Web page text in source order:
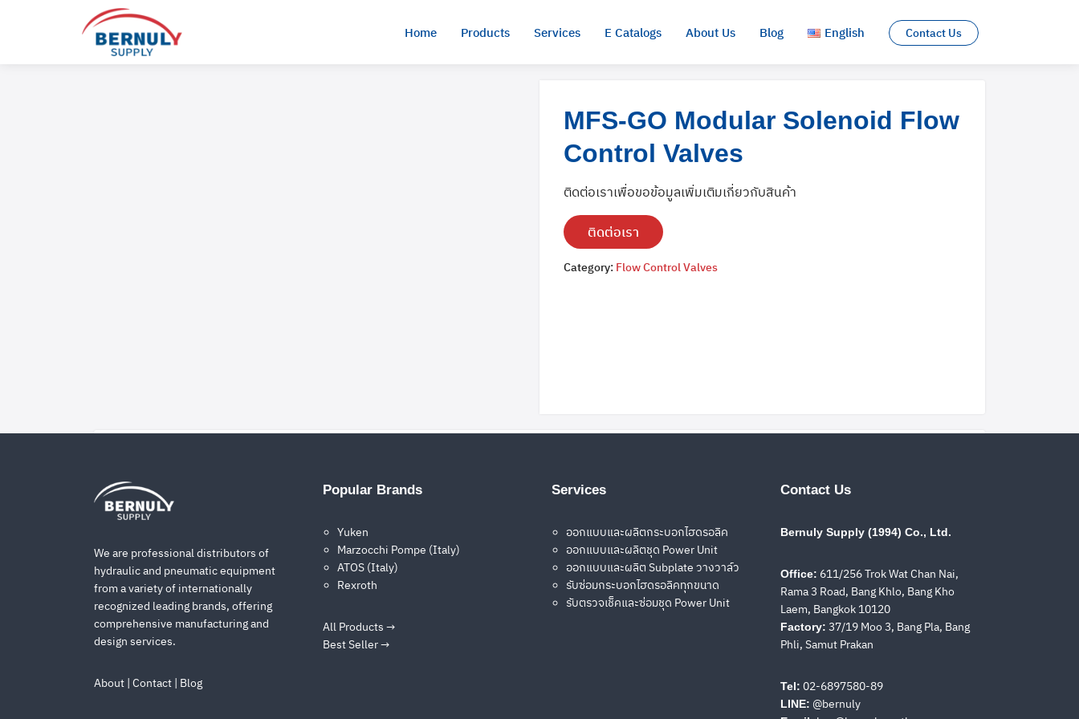
Home Products Services E Catalogs About Us Blog English
ไทย
Contact Us
for: Search
MFS-GO Modular Solenoid Flow
Control Valves
ติดต่อเราเพื่อขอข้อมูลเพิ่มเติมเกี่ยวกับสินค้า
ติดต่อเรา
Category: Flow Control Valves
สำหรับผู้ที่ต้องการสั่งซื้อสินค้า ขอใบเสนอราคา หรือสอบถามรายละเอียดจากผู้เชี่ยวชาญ กรุณาติดต่อเรา
Additional information
Hydrome (Taiwan)
We are professional distributors of
hydraulic and pneumatic equipment
from a variety of internationally
recognized leading brands, offering
comprehensive manufacturing and
design services.
About | Contact | Blog
Popular Brands
Yuken
Marzocchi Pompe (Italy)
ATOS (Italy)
Rexroth
All Products →
Best Seller →
Services
ออกแบบและผลิตกระบอกไฮดรอลิค
ออกแบบและผลิตชุด Power Unit
ออกแบบและผลิต Subplate วางวาล์ว
รับซ่อมกระบอกไฮดรอลิคทุกขนาด
รับตรวจเช็คและซ่อมชุด Power Unit
Contact Us
Bernuly Supply (1994) Co., Ltd.
Office: 611/256 Trok Wat Chan Nai,
Rama 3 Road, Bang Khlo, Bang Kho
Laem, Bangkok 10120
Factory: 37/19 Moo 3, Bang Pla, Bang
Phli, Samut Prakan
Tel: 02-6897580-89
LINE: @bernuly